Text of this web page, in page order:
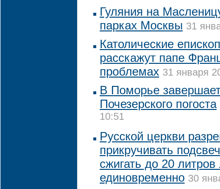
Гуляния на
парках Москвы 31
Католические
расскажут папе
проблемах 31 января
В Поморье
Почезерского погоста
10:51
Русской церкви
прикручивать
сжигать до 20
единовременно 30